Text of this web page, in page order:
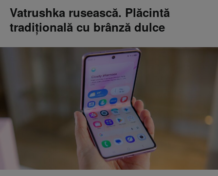
Vatrushka rusească. Plăcintă
tradițională cu brânză dulce